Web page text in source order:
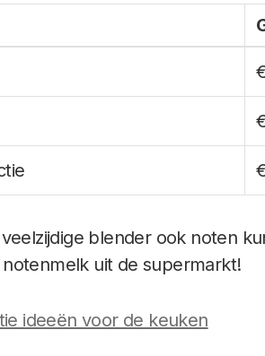
blender ook noten
uit de supermarkt!
ideeën voor de keuken